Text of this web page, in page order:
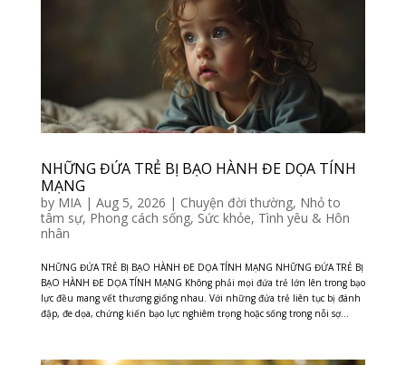
NHỮNG ĐỨA TRẺ BỊ BẠO HÀNH ĐE DỌA TÍNH
MẠNG
by MIA| Aug 5, 2026 | Chuyện đời thường, Nhỏ to
tâm sự, Phong cách sống, Sức khỏe, Tình yêu & Hôn
nhân
NHỮNG ĐỨA TRẺ BỊ BẠO HÀNH ĐE DỌA TÍNH MẠNG NHỮNG ĐỨA TRẺ BỊ
BẠO HÀNH ĐE DỌA TÍNH MẠNG Không phải mọi đứa trẻ lớn lên trong bạo
lực đều mang vết thương giống nhau. Với những đứa trẻ liên tục bị đánh
đập, đe dọa, chứng kiến bạo lực nghiêm trọng hoặc sống trong nỗi sợ...